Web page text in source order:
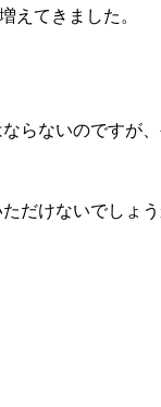
えてきました。
らないのですが
だけないでしょう